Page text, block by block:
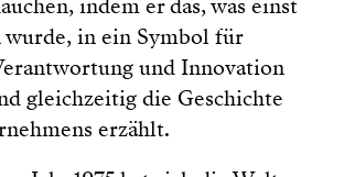
indem er das, was einst
in ein Symbol für
und Innovation
gleichzeitig die Geschichte
erzählt.